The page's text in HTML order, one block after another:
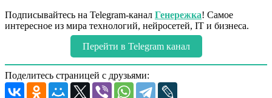
Подписывайтесь на Telegram-канал Генережка! Самое
интересное из мира технологий, нейросетей, IT и бизнеса.
Перейти в Telegram канал
Поделитесь страницей с друзьями: